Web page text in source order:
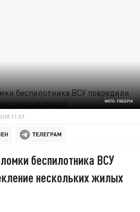
ФОТО: FREEPIK
11:07
беспилотника ВСУ
нескольких жилых